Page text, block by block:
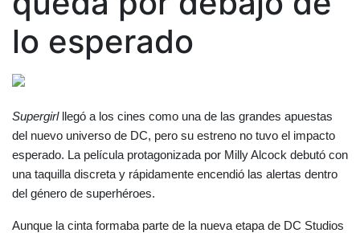
lo esperado
Supergirl llegó a los cines como una de las grandes apuestas
del nuevo universo de DC, pero su estreno no tuvo el impacto
esperado. La película protagonizada por Milly Alcock debutó con
una taquilla discreta y rápidamente encendió las alertas dentro
del género de superhéroes.
Aunque la cinta formaba parte de la nueva etapa de DC Studios